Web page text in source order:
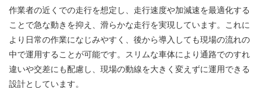
作業者の近くでの走行を想定し、走行速度や加減速を最適化する
ことで急な動きを抑え、滑らかな走行を実現しています。これに
より日常の作業になじみやすく、後から導入しても現場の流れの
中で運用することが可能です。スリムな車体により通路でのすれ
違いや交差にも配慮し、現場の動線を大きく変えずに運用できる
設計としています。